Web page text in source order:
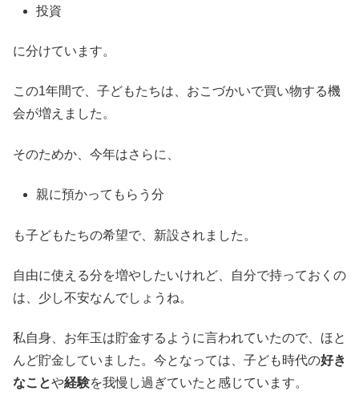
投資
に分けています。
この1年間で、子どもたちは、おこづかいで買い物する機
会が増えました。
そのためか、今年はさらに、
親に預かってもらう分
も子どもたちの希望で、新設されました。
自由に使える分を増やしたいけれど、自分で持っておくの
は、少し不安なんでしょうね。
私自身、お年玉は貯金するように言われていたので、ほと
んど貯金していました。今となっては、子ども時代の好き
なことや経験を我慢し過ぎていたと感じています。